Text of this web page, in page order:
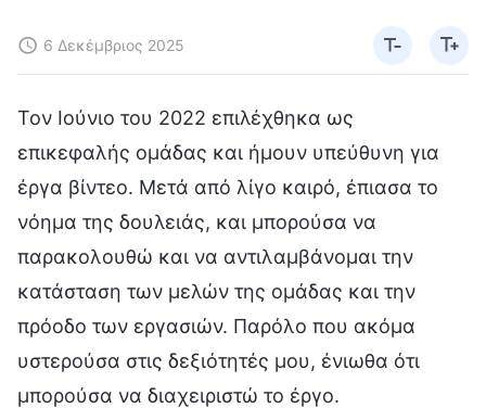
6 Δεκέμβριος 2025
Τον Ιούνιο του 2022 επιλέχθηκα ως
επικεφαλής ομάδας και ήμουν υπεύθυνη για
έργα βίντεο. Μετά από λίγο καιρό, έπιασα το
νόημα της δουλειάς, και μπορούσα να
παρακολουθώ και να αντιλαμβάνομαι την
κατάσταση των μελών της ομάδας και την
πρόοδο των εργασιών. Παρόλο που ακόμα
υστερούσα στις δεξιότητές μου, ένιωθα ότι
μπορούσα να διαχειριστώ το έργο.